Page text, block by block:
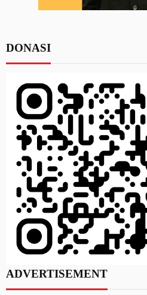
DONASI
ADVERTISEMENT